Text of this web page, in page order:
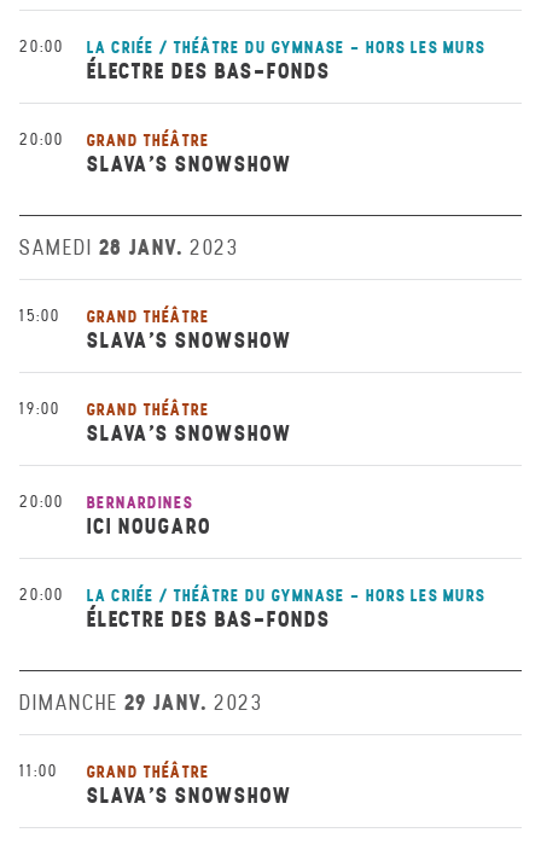
20:00 LA CRIÉE / THÉÂTRE DU GYMNASE - HORS LES MURS
ÉLECTRE DES BAS-FONDS
20:00 GRAND THÉÂTRE
SLAVA’S SNOWSHOW
SAMEDI 28 JANV. 2023
15:00 GRAND THÉÂTRE
SLAVA’S SNOWSHOW
19:00 GRAND THÉÂTRE
SLAVA’S SNOWSHOW
20:00 BERNARDINES
ICI NOUGARO
20:00 LA CRIÉE / THÉÂTRE DU GYMNASE - HORS LES MURS
ÉLECTRE DES BAS-FONDS
DIMANCHE 29 JANV. 2023
11:00 GRAND THÉÂTRE
SLAVA’S SNOWSHOW